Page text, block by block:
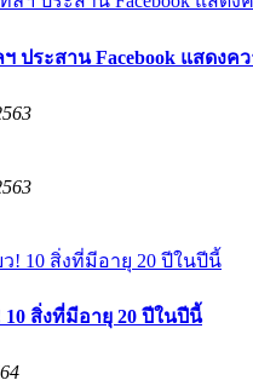
ประสาน Facebook แสดง
10 สิ่งที่มีอายุ 20 ปีในปีนี้